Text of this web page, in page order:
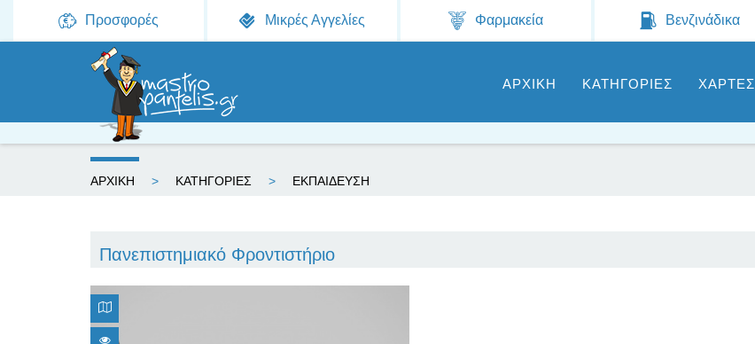
Jump to navigation
Προσφορές Μικρές Αγγελίες Φαρμακεία Βενζινάδικα
ΑΡΧΙΚΗ ΚΑΤΗΓΟΡΙΕΣ ΧΑΡΤΕΣ
Ε
ε
ε
ΑΡΧΙΚΗ ΚΑΤΗΓΟΡΙΕΣ ΕΚΠΑΙΔΕΥΣΗ
Πανεπιστημιακό Φροντιστήριο